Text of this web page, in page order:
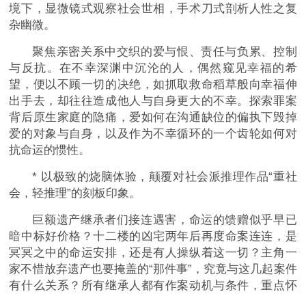
境下，显微镜式观察社会世相，手术刀式剖析人性之复
杂幽微。
聚焦亲密关系中交织的爱与恨、责任与负累、控制
与反抗。在不幸深渊中沉沦的人，偶然窥见幸福的希
望，便以不顾一切的决绝，如抓取救命稻草般向幸福伸
出手去，却往往造成他人与自身更大的不幸。探索罪案
背后原生家庭的隐痛，爱如何在沟通缺位的偏执下毁掉
爱的对象与自身，以及作为不幸循环的一个齿轮如何对
抗命运的惯性。
* 以极致的烧脑体验，颠覆对社会派推理作品“重社
会，轻推理”的刻板印象。
巨额遗产继承者们接连遇害，命运的馈赠似乎早已
暗中标好价格？十二楼的凶宅两年后再度命案连连，是
冥冥之中的命运安排，还是有人操纵着这一切？主角一
家不惜放弃遗产也要掩盖的“那件事”，究竟与这几起案件
有什么关系？所有继承人都有作案动机与条件，重点怀